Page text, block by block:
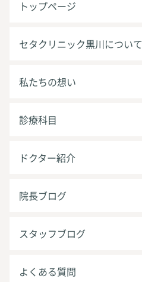
トップページ
セタクリニック黒川について
私たちの想い
診療科目
ドクター紹介
院長ブログ
スタッフブログ
よくある質問